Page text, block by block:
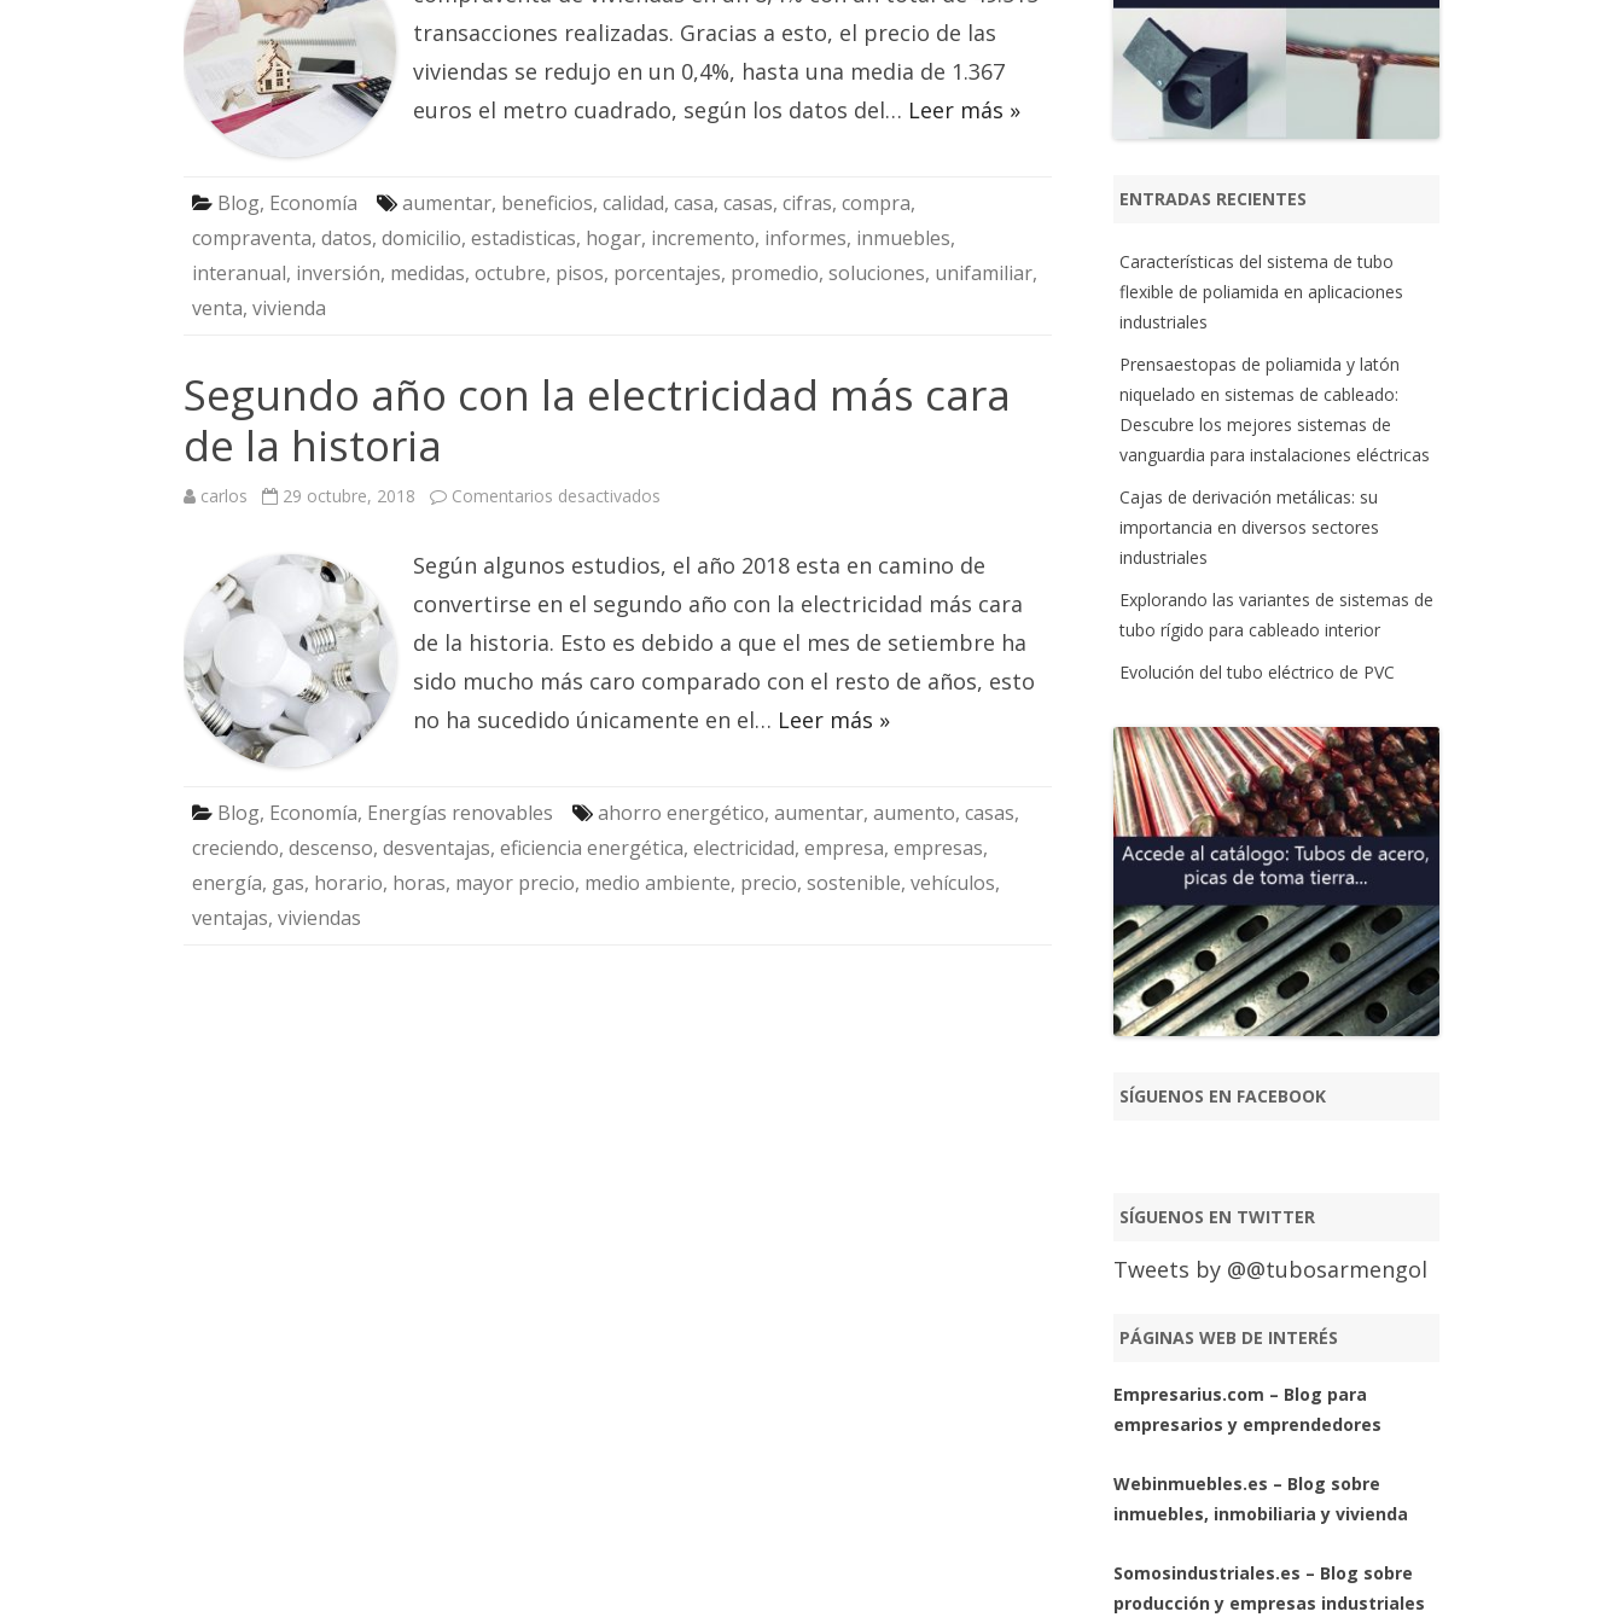
transacciones realizadas. Gracias a esto, el precio de las
viviendas se redujo en un 0,4%, hasta una media de 1.367
euros el metro cuadrado, según los datos del… Leer más »
Blog, Economía aumentar, beneficios, calidad, casa, casas, cifras, compra,
compraventa, datos, domicilio, estadisticas, hogar, incremento, informes, inmuebles,
interanual, inversión, medidas, octubre, pisos, porcentajes, promedio, soluciones, unifamiliar,
venta, vivienda
Segundo año con la electricidad más cara
de la historia
carlos 29 octubre, 2018 Comentarios desactivados
electricidad
más
cara
de
la
Según algunos estudios, el año 2018 esta en camino de
convertirse en el segundo año con la electricidad más cara
de la historia. Esto es debido a que el mes de setiembre ha
sido mucho más caro comparado con el resto de años, esto
no ha sucedido únicamente en el… Leer más »
Blog, Economía, Energías renovables ahorro energético, aumentar, aumento, casas,
creciendo, descenso, desventajas, eficiencia energética, electricidad, empresa, empresas,
energía, gas, horario, horas, mayor precio, medio ambiente, precio, sostenible, vehículos,
ventajas, viviendas
ENTRADAS RECIENTES
Características del sistema de tubo
flexible de poliamida en aplicaciones
industriales
Prensaestopas de poliamida y latón
niquelado en sistemas de cableado:
Descubre los mejores sistemas de
vanguardia para instalaciones eléctricas
Cajas de derivación metálicas: su
importancia en diversos sectores
industriales
Explorando las variantes de sistemas de
tubo rígido para cableado interior
Evolución del tubo eléctrico de PVC
SÍGUENOS EN FACEBOOK
SÍGUENOS EN TWITTER
Tweets by @@tubosarmengol
PÁGINAS WEB DE INTERÉS
Empresarius.com – Blog para
empresarios y emprendedores
Webinmuebles.es – Blog sobre
inmuebles, inmobiliaria y vivienda
Somosindustriales.es – Blog sobre
producción y empresas industriales